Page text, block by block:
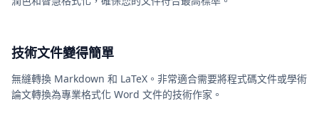
技術文件變得簡單
無縫轉換 Markdown 和 LaTeX。非常適合需要將程式碼文件或學術
論文轉換為專業格式化 Word 文件的技術作家。